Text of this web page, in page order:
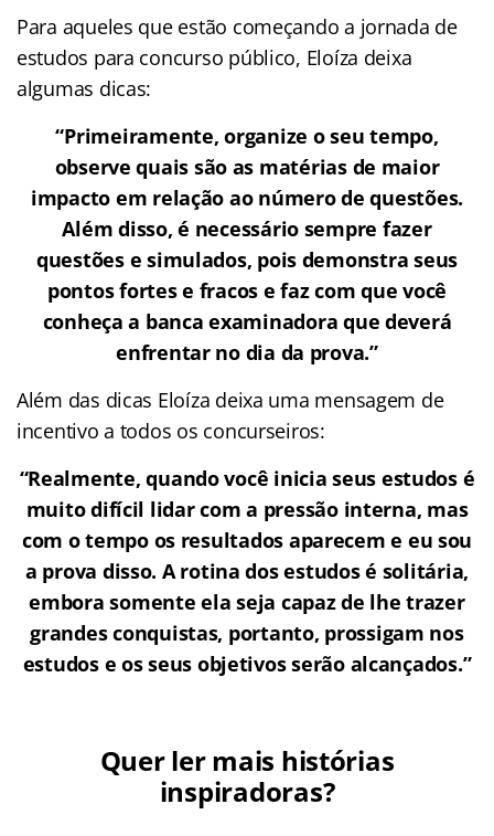
Para aqueles que estão começando a jornada de
estudos para concurso público, Eloíza deixa
algumas dicas:
“Primeiramente, organize o seu tempo,
observe quais são as matérias de maior
impacto em relação ao número de questões.
Além disso, é necessário sempre fazer
questões e simulados, pois demonstra seus
pontos fortes e fracos e faz com que você
conheça a banca examinadora que deverá
enfrentar no dia da prova.”
Além das dicas Eloíza deixa uma mensagem de
incentivo a todos os concurseiros:
“Realmente, quando você inicia seus estudos é
muito difícil lidar com a pressão interna, mas
com o tempo os resultados aparecem e eu sou
a prova disso. A rotina dos estudos é solitária,
embora somente ela seja capaz de lhe trazer
grandes conquistas, portanto, prossigam nos
estudos e os seus objetivos serão alcançados.”
Quer ler mais histórias
inspiradoras?